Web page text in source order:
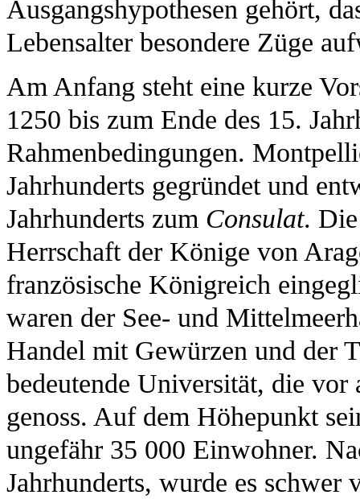
Ausgangshypothesen gehört,
Lebensalter besondere Züge
Am Anfang steht eine kurze
1250 bis zum Ende des 15.
Rahmenbedingungen.
Jahrhunderts gegründet und
Jahrhunderts zum Consulat.
Herrschaft der Könige von
französische Königreich
waren der See- und
Handel mit Gewürzen und der
bedeutende Universität, die
genoss. Auf dem Höhepunkt
ungefähr 35 000 Einwohner.
Jahrhunderts, wurde es schwer